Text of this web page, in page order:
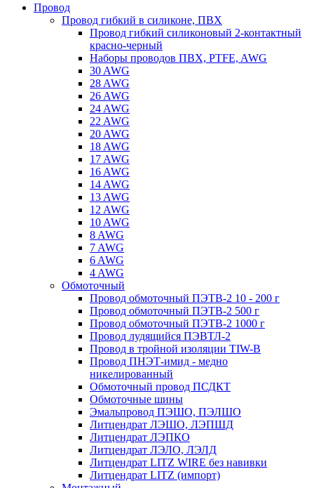
Провод
Провод гибкий в силиконе, ПВХ
Провод гибкий силиконовый 2-контактный
красно-черный
Наборы проводов ПВХ, PTFE, AWG
30 AWG
28 AWG
26 AWG
24 AWG
22 AWG
20 AWG
18 AWG
17 AWG
16 AWG
14 AWG
13 AWG
12 AWG
10 AWG
8 AWG
7 AWG
6 AWG
4 AWG
Обмоточный
Провод обмоточный ПЭТВ-2 10 - 200 г
Провод обмоточный ПЭТВ-2 500 г
Провод обмоточный ПЭТВ-2 1000 г
Провод лудящийся ПЭВТЛ-2
Провод в тройной изоляции TIW-B
Провод ПНЭТ-имид - медно
никелированный
Обмоточный провод ПСДКТ
Обмоточные шины
Эмальпровод ПЭШО, ПЭЛШО
Литцендрат ЛЭШО, ЛЭПШД
Литцендрат ЛЭПКО
Литцендрат ЛЭЛО, ЛЭЛД
Литцендрат LITZ WIRE без навивки
Литцендрат LITZ (импорт)